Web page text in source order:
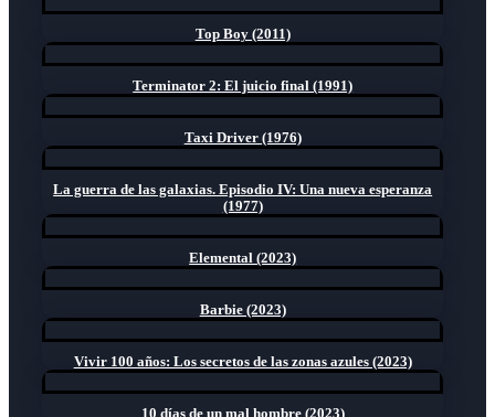
Top Boy (2011)
Terminator 2: El juicio final (1991)
Taxi Driver (1976)
La guerra de las galaxias. Episodio IV: Una nueva esperanza
(1977)
Elemental (2023)
Barbie (2023)
Vivir 100 años: Los secretos de las zonas azules (2023)
10 días de un mal hombre (2023)